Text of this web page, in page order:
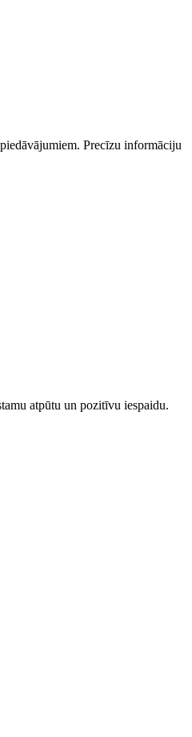
Precīzu informāciju
atpūtu un pozitīvu iespaidu.